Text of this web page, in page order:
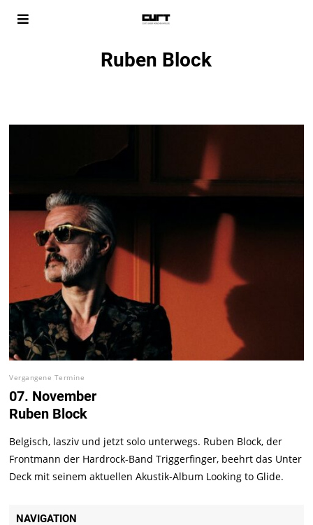
Ruben Block
Vergangene Termine
07. November
Ruben Block
Belgisch, lasziv und jetzt solo unterwegs. Ruben Block, der
Frontmann der Hardrock-Band Triggerfinger, beehrt das Unter
Deck mit seinem aktuellen Akustik-Album Looking to Glide.
NAVIGATION